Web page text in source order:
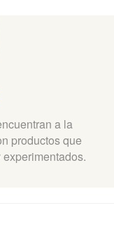
a la
productos que